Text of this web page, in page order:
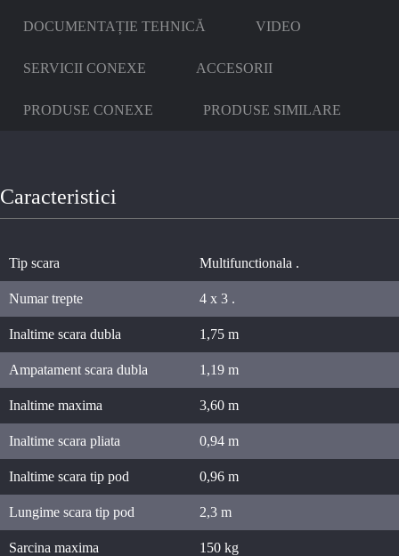
DOCUMENTAȚIE TEHNICĂ VIDEO
SERVICII CONEXE ACCESORII
PRODUSE CONEXE PRODUSE SIMILARE
Caracteristici
Tip scara Multifunctionala .
Numar trepte 4 x 3 .
Inaltime scara dubla 1,75 m
Ampatament scara dubla 1,19 m
Inaltime maxima 3,60 m
Inaltime scara pliata 0,94 m
Inaltime scara tip pod 0,96 m
Lungime scara tip pod 2,3 m
Sarcina maxima 150 kg